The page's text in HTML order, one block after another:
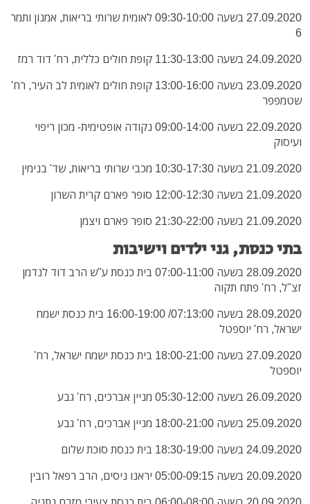
27.09.2020 בשעה 09:30-10:00 לאומית שרותי בריאות, אמנון ותמר
6
24.09.2020 בשעה 11:30-13:00 קופת חולים כללית, רח' דוד רמז
23.09.2020 בשעה 13:00-16:00 קופת חולים לאומית לב העיר, רח'
שטמפפר
22.09.2020 בשעה 09:00-14:00 נקודה אופטימית- מכון ריפוי
ועיסוק
21.09.2020 בשעה 10:30-17:30 מכבי שרותי בריאות, שד' בנימין
21.09.2020 בשעה 12:00-12:30 סופר פארם קרית השרון
21.09.2020 בשעה 21:30-22:00 סופר פארם ויצמן
בתי כנסת, גני ילדים וישיבות
28.09.2020 בשעה 07:00-11:00 בית כנסת ע"ש הרב דוד לנדמן
זצ"ל, רח' פתח תקוה
28.09.2020 בשעה 07:13:00/ 16:00-19:00 בית כנסת ישמח
ישראל, רח' יוספטל
27.09.2020 בשעה 18:00-21:00 בית כנסת ישמח ישראל, רח'
יוספטל
26.09.2020 בשעה 05:30-12:00 מניין אברכים, רח' גבע
25.09.2020 בשעה 18:00-21:00 מניין אברכים, רח' גבע
24.09.2020 בשעה 18:30-19:00 בית כנסת סוכת שלום
20.09.2020 בשעה 05:00-09:15 יראנו ניסים, הרב רפאל רובין